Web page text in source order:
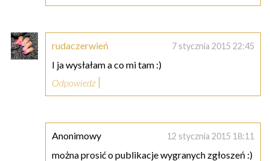
rudaczerwień 7 stycznia 2015 22:45
I ja wysłałam a co mi tam :)
Odpowiedz
Anonimowy 12 stycznia 2015 18:11
można prosić o publikacje wygranych zgłoszeń :)